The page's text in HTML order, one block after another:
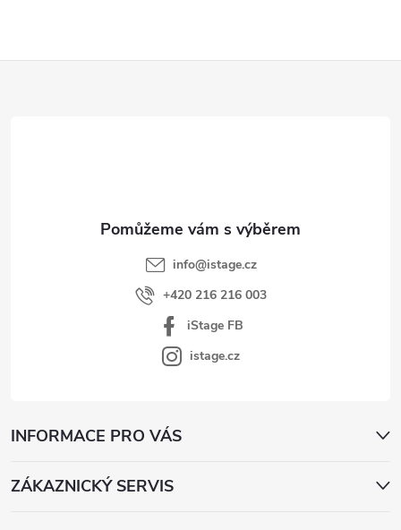
info@istage.cz
+420 216 216 003
iStage FB
istage.cz
INFORMACE PRO VÁS
ZÁKAZNICKÝ SERVIS